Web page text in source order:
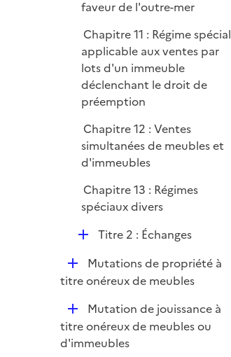
i
e
r
faveur de l'outre-mer
Chapitre 11 : Régime spécial
applicable aux ventes par
lots d'un immeuble
déclenchant le droit de
préemption
Chapitre 12 : Ventes
simultanées de meubles et
d'immeubles
Chapitre 13 : Régimes
spéciaux divers
D
p
l
e
r
Titre 2 : Échanges
D
é
i
e
Mutations de propriété à
titre onéreux de meubles
D
é
p
Mutation de jouissance à
titre onéreux de meubles ou
d'immeubles